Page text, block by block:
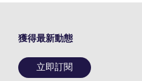
獲得最新動態
立即訂閱